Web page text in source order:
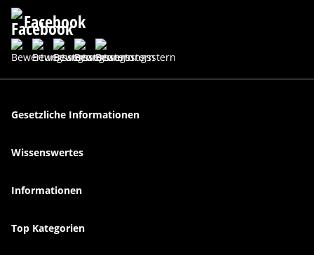
Facebook
Gesetzliche Informationen
Wissenswertes
Informationen
Top Kategorien